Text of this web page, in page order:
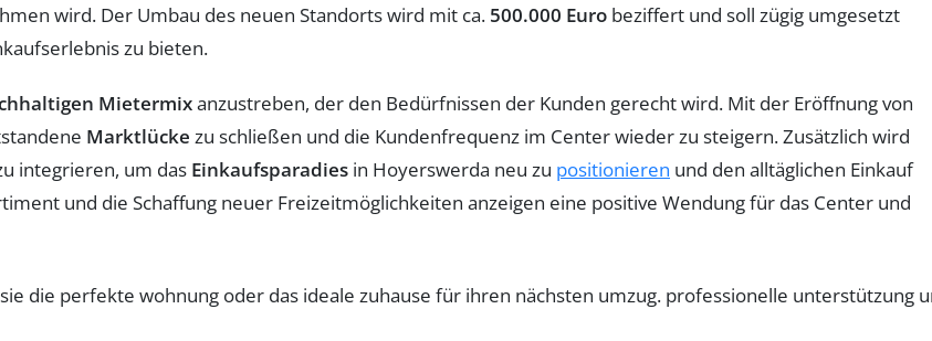
wird. Der Umbau des neuen Standorts wird mit ca. 500.000 Euro beziffert und soll zügig umgesetzt
zu bieten.
Mietermixanzustreben, der den Bedürfnissen der Kunden gerecht wird. Mit der Eröffnung von
Marktlücke zu schließen und die Kundenfrequenz im Center wieder zu steigern. Zusätzlich wird
integrieren, um das Einkaufsparadies in Hoyerswerda neu zu positionieren und den alltäglichen Einkauf
und die Schaffung neuer Freizeitmöglichkeiten anzeigen eine positive Wendung für das Center und